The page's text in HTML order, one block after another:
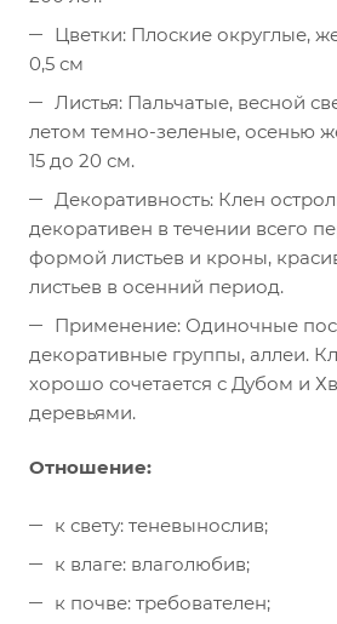
Цветки: Плоские округлые,
0,5 см
Листья: Пальчатые, весной
летом темно-зеленые, осенью
15 до 20 см.
Декоративность: Клен
декоративен в течении всего
формой листьев и кроны,
листьев в осенний период.
Применение: Одиночные
декоративные группы, аллеи.
хорошо сочетается с Дубом и
деревьями.
Отношение:
к свету: теневынослив;
к влаге: влаголюбив;
к почве: требователен;